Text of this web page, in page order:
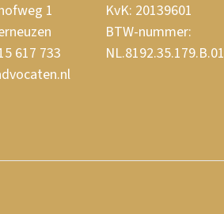
1
617 733
KvK: 20139601
BTW-nummer:
NL.8192.35.179.B.01